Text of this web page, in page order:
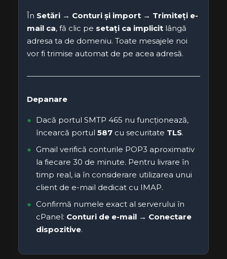
În Setări → Conturi și import → Trimiteți e-
mail ca, fă clic pe setați ca implicit lângă
adresa ta de domeniu. Toate mesajele noi
vor fi trimise automat de pe acea adresă.
Depanare
Dacă portul SMTP 465 nu funcționează,
încearcă portul 587 cu securitate TLS.
Gmail verifică conturile POP3 aproximativ
la fiecare 30 de minute. Pentru livrare în
timp real, ia în considerare utilizarea unui
client de e-mail dedicat cu IMAP.
Confirmă numele exact al serverului în
cPanel: Conturi de e-mail → Conectare
dispozitive.